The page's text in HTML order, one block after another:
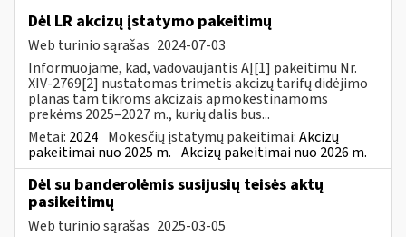
Dėl LR akcizų įstatymo pakeitimų
Web turinio sąrašas 2024-07-03
Informuojame, kad, vadovaujantis AĮ[1] pakeitimu Nr.
XIV-2769[2] nustatomas trimetis akcizų tarifų didėjimo
planas tam tikroms akcizais apmokestinamoms
prekėms 2025–2027 m., kurių dalis bus...
Metai: 2024 Mokesčių įstatymų pakeitimai:Akcizų
pakeitimai nuo 2025 m. Akcizų pakeitimai nuo 2026 m.
Dėl su banderolėmis susijusių teisės aktų
pasikeitimų
Web turinio sąrašas 2025-03-05